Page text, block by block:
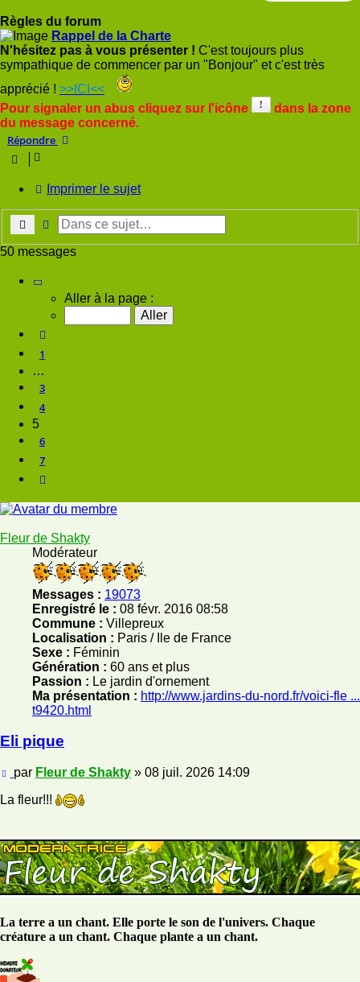
Règles du forum
Rappel de la Charte
N'hésitez pas à vous présenter ! C'est toujours plus
sympathique de commencer par un "Bonjour" et c'est très
apprécié ! >>ICI<<
Pour signaler un abus cliquez sur l'icône
dans la zone
du message concerné.
Répondre
Imprimer le sujet
RechercherRecherche avancée
50 messages
Page
Aller à la page :
1
…
3
4
5
6
7
Fleur de Shakty
Modérateur
Messages : 19073
Enregistré le : 08 févr. 2016 08:58
Commune : Villepreux
Localisation : Paris / Ile de France
Sexe : Féminin
Génération : 60 ans et plus
Passion : Le jardin d'ornement
Ma présentation : http://www.jardins-du-nord.fr/voici-fle ...
t9420.html
Eli pique
Message
par Fleur de Shakty» 08 juil. 2026 14:09
La fleur!!!
La terre a un chant. Elle porte le son de l'univers. Chaque
créature a un chant. Chaque plante a un chant.